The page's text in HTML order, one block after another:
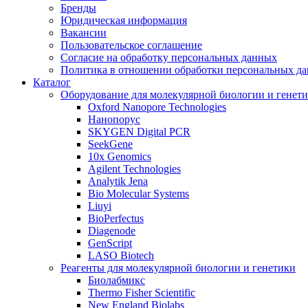
Бренды
Юридическая информация
Вакансии
Пользовательское соглашение
Согласие на обработку персональных данных
Политика в отношении обработки персональных
Каталог
Оборудование для молекулярной биологии и
Oxford Nanopore Technologies
Нанопорус
SKYGEN Digital PCR
SeekGene
10x Genomics
Agilent Technologies
Analytik Jena
Bio Molecular Systems
Liuyi
BioPerfectus
Diagenode
GenScript
LASO Biotech
Реагенты для молекулярной биологии и генетики
Биолабмикс
Thermo Fisher Scientific
New England Biolabs